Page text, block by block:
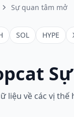
Sự quan tâm mở
SOL HYPE
liệu về các vị